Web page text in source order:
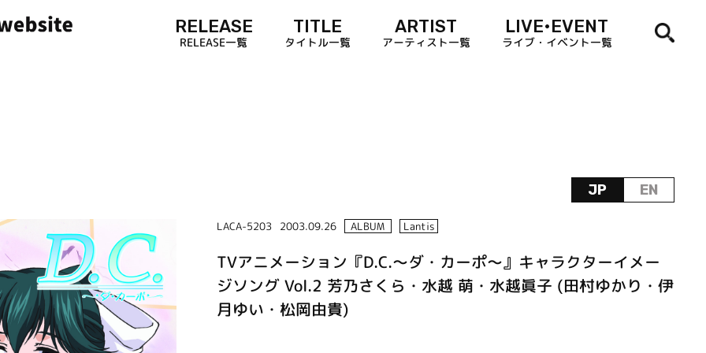
RELEASE
RELEASE一覧
TITLE
タイトル一覧
ARTIST
アーティスト一覧
LIVE•EVENT
ライブ・イベント一覧
JP EN
LACA-5203 2003.09.26 ALBUM Lantis
TVアニメーション『D.C.～ダ・カーポ～』キャラクターイメー
ジソング Vol.2 芳乃さくら・水越 萌・水越眞子 (田村ゆかり・伊
月ゆい・松岡由貴)